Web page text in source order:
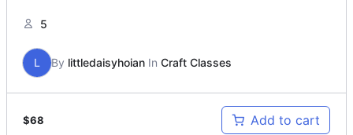
5
L By littledaisyhoian InCraft Classes
$68 Add to cart